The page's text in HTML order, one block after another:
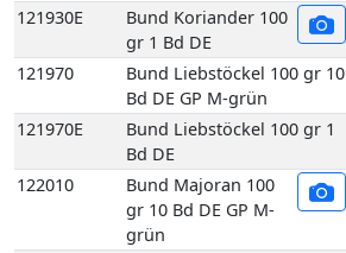
121930E
Bund Koriander 100
gr 1 Bd DE
121970
Bund Liebstöckel 100 gr 10
Bd DE GP M-grün
121970E
Bund Liebstöckel 100 gr 1
Bd DE
122010
Bund Majoran 100
gr 10 Bd DE GP M-
grün